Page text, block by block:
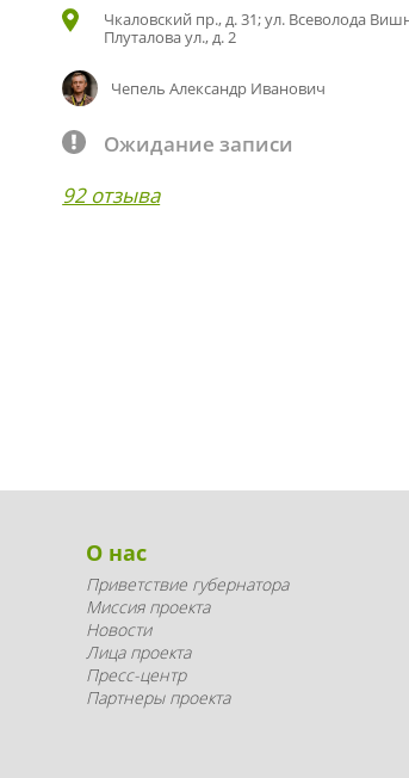
Чкаловский пр., д. 31; ул. Всеволода
Плуталова ул., д. 2
Чепель Александр Иванович
Ожидание записи
92 отзыва
О нас
Приветствие губернатора
Миссия проекта
Новости
Лица проекта
Пресс-центр
Партнеры проекта